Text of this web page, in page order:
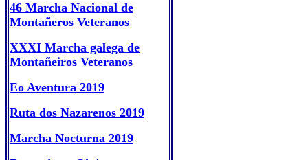
46 Marcha Nacional de
Montañeros Veteranos
XXXI Marcha galega de
Montañeiros Veteranos
Eo Aventura 2019
Ruta dos Nazarenos 2019
Marcha Nocturna 2019